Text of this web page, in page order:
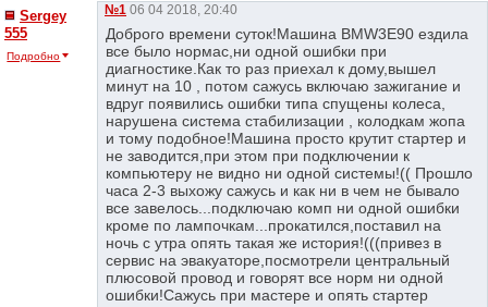
Sergey
555
Подробно
№1 06 04 2018, 20:40
Доброго времени суток!Машина BMW3E90 ездила
все было нормас,ни одной ошибки при
диагностике.Как то раз приехал к дому,вышел
минут на 10 , потом сажусь включаю зажигание и
вдруг появились ошибки типа спущены колеса,
нарушена система стабилизации , колодкам жопа
и тому подобное!Машина просто крутит стартер и
не заводится,при этом при подключении к
компьютеру не видно ни одной системы!(( Прошло
часа 2-3 выхожу сажусь и как ни в чем не бывало
все завелось...подключаю комп ни одной ошибки
кроме по лампочкам...прокатился,поставил на
ночь с утра опять такая же история!(((привез в
сервис на эвакуаторе,посмотрели центральный
плюсовой провод и говорят все норм ни одной
ошибки!Сажусь при мастере и опять стартер